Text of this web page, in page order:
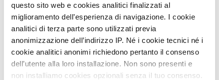
questo sito web e cookies analitici finalizzati al
miglioramento dell’esperienza di navigazione. I cookie
analitici di terza parte sono utilizzati previa
anonimizzazione dell’indirizzo IP. Né i cookie tecnici né i
cookie analitici anonimi richiedono pertanto il consenso
dell’utente alla loro installazione. Non sono presenti e
non installiamo cookies opzionali senza il tuo consenso.
03/05/2018 -
Fibromialgia e alimentazione: prospettive
terapeutiche
28/04/2008 -
Fibromialgia: il movimento fisico aiuta - Sintesi